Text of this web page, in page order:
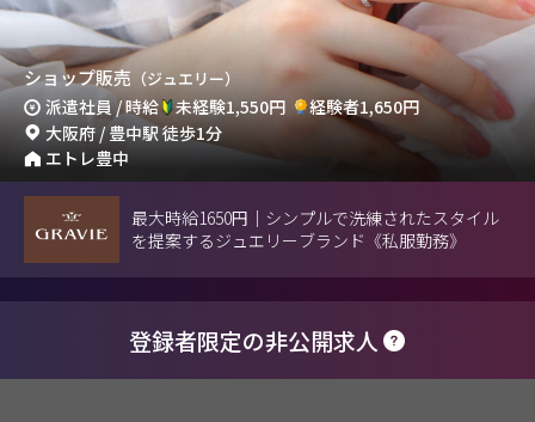
ショップ販売 （ジュエリー）
派遣社員 / 時給 未経験1,550円
経験者1,650円
大阪府 / 豊中駅 徒歩1分
エトレ豊中
最大時給1650円｜シンプルで洗練されたスタイル
を提案するジュエリーブランド《私服勤務》
登録者限定の非公開求人